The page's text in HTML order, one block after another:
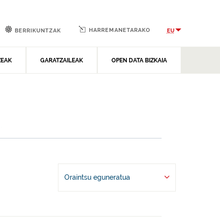
GARATZAILEAK OPEN DATA BIZKAIA
BERRIKUNTZAK HARREMANETARAKO EU
Oraintsu eguneratua